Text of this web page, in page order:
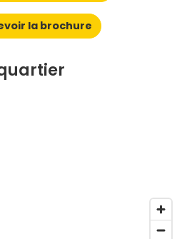
la brochure